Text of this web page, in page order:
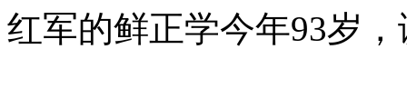
老板迷信属相招员工全属猪被指违法
红军的鲜正学今年93岁